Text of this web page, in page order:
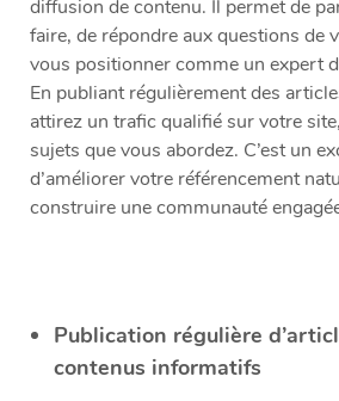
diffusion de contenu. Il permet de
faire, de répondre aux questions de
vous positionner comme un expert
En publiant régulièrement des
attirez un trafic qualifié sur votre
sujets que vous abordez. C’est un
d’améliorer votre référencement
construire une communauté
Publication régulière
contenus informatifs